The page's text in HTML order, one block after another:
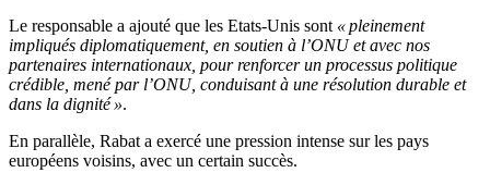
Le responsable a ajouté que les Etats-Unis sont « pleinement
impliqués diplomatiquement, en soutien à l’ONU et avec nos
partenaires internationaux, pour renforcer un processus politique
crédible, mené par l’ONU, conduisant à une résolution durable et
dans la dignité ».
En parallèle, Rabat a exercé une pression intense sur les pays
européens voisins, avec un certain succès.